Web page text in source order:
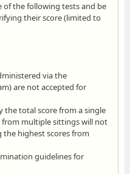
of the following tests and be
their score (limited to
via the
are not accepted for
the total score from a single
from multiple sittings will not
the highest scores from
guidelines for